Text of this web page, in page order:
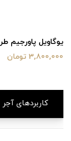
یوگاویل پاورجیم
3,800,000 تومان
کاربردهای آجر